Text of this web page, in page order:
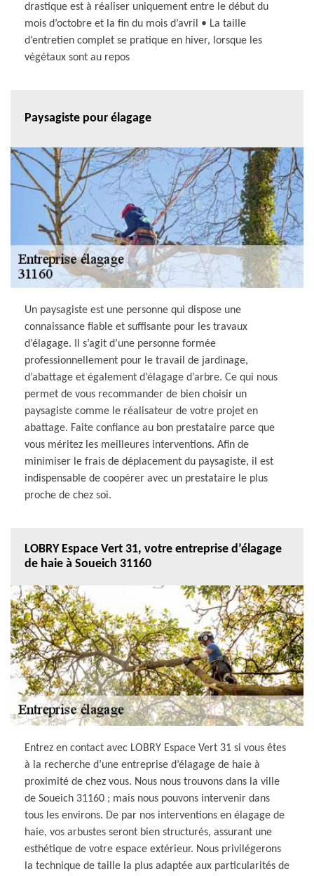
drastique est à réaliser uniquement entre le début du
mois d’octobre et la fin du mois d’avril • La taille
d’entretien complet se pratique en hiver, lorsque les
végétaux sont au repos
Paysagiste pour élagage
Un paysagiste est une personne qui dispose une
connaissance fiable et suffisante pour les travaux
d’élagage. Il s’agit d’une personne formée
professionnellement pour le travail de jardinage,
d’abattage et également d’élagage d’arbre. Ce qui nous
permet de vous recommander de bien choisir un
paysagiste comme le réalisateur de votre projet en
abattage. Faite confiance au bon prestataire parce que
vous méritez les meilleures interventions. Afin de
minimiser le frais de déplacement du paysagiste, il est
indispensable de coopérer avec un prestataire le plus
proche de chez soi.
LOBRY Espace Vert 31, votre entreprise d’élagage
de haie à Soueich 31160
Entrez en contact avec LOBRY Espace Vert 31 si vous êtes
à la recherche d’une entreprise d’élagage de haie à
proximité de chez vous. Nous nous trouvons dans la ville
de Soueich 31160 ; mais nous pouvons intervenir dans
tous les environs. De par nos interventions en élagage de
haie, vos arbustes seront bien structurés, assurant une
esthétique de votre espace extérieur. Nous privilégerons
la technique de taille la plus adaptée aux particularités de